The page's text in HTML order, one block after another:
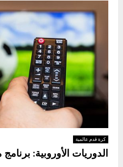
كرة قدم عالمية
الدوريات الأوروبية: